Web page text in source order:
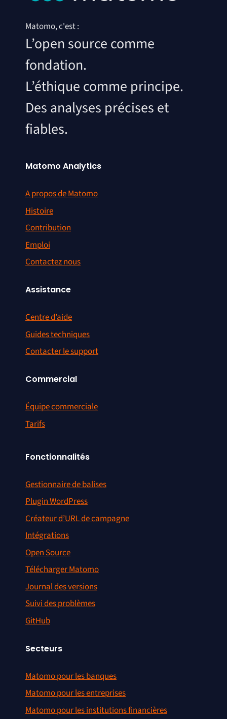
Matomo, c'est :
L’open source comme
fondation.
L’éthique comme principe.
Des analyses précises et
fiables.
Matomo Analytics
A propos de Matomo
Histoire
Contribution
Emploi
Contactez nous
Assistance
Centre d’aide
Guides techniques
Contacter le support
Commercial
Équipe commerciale
Tarifs
Fonctionnalités
Gestionnaire de balises
Plugin WordPress
Créateur d’URL de campagne
Intégrations
Open Source
Télécharger Matomo
Journal des versions
Suivi des problèmes
GitHub
Secteurs
Matomo pour les banques
Matomo pour les entreprises
Matomo pour les institutions financières